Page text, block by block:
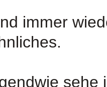
immer
sehe